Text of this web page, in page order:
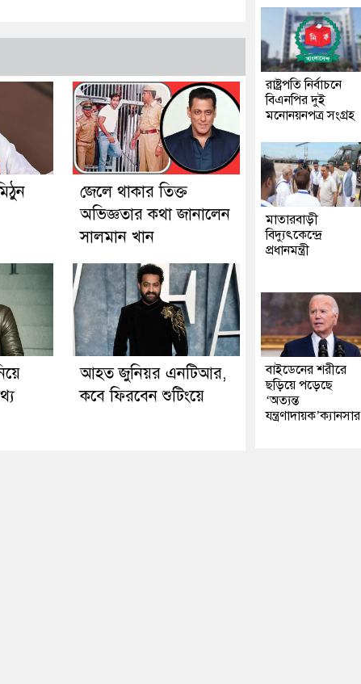
জেলে থাকার তিক্ত
অভিজ্ঞতার কথা জানালেন
সালমান খান
আহত জুনিয়র এনটিআর,
কবে ফিরবেন শুটিংয়ে
রাষ্ট্রপতি নির্বাচনে
বিএনপির দুই
মনোনয়নপত্র সংগ্রহ
মাতারবাড়ী
বিদ্যুৎকেন্দ্রে
প্রধানমন্ত্রী
বাইডেনের শরীরে
ছড়িয়ে পড়েছে
‘অত্যন্ত
যন্ত্রণাদায়ক’ক্যানসার